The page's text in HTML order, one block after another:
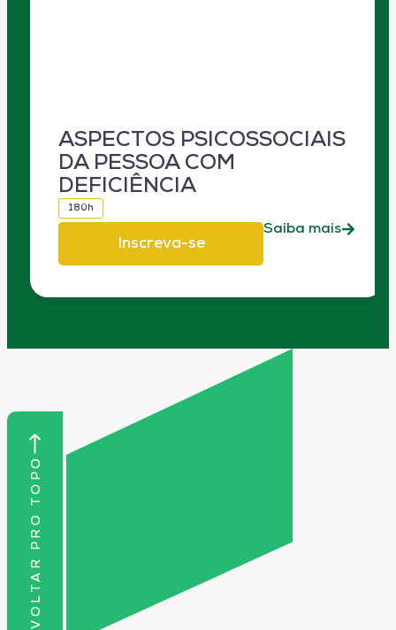
ASPECTOS PSICOSSOCIAIS
DA PESSOA COM
DEFICIÊNCIA
180h
Inscreva-se
Saiba mais
VOLTAR PRO TOPO